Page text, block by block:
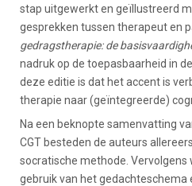
stap uitgewerkt en geïllustreerd
gesprekken tussen therapeut en
gedragstherapie: de
nadruk op de toepasbaarheid in
deze editie is dat het accent is
therapie naar (geïntegreerde)
Na een beknopte samenvatting
CGT besteden de auteurs
socratische methode.
gebruik van het gedachteschema